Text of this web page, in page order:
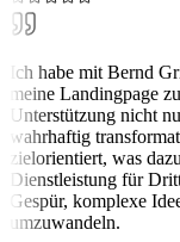
Ich habe mit Bernd
meine Landingpage
Unterstützung nicht
wahrhaftig
zielorientiert, was
Dienstleistung für
Gespür, komplexe
umzuwandeln.